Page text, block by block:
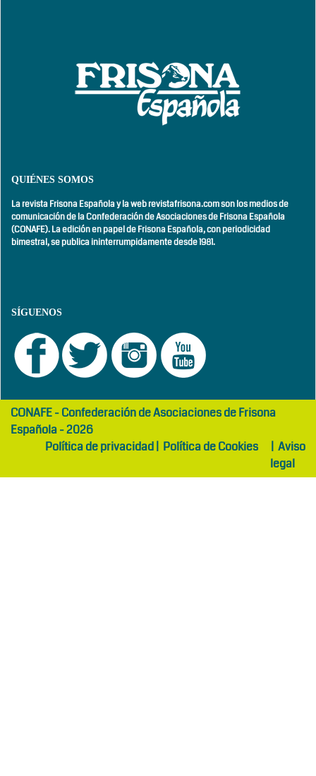
QUIÉNES SOMOS
La revista Frisona Española y la web revistafrisona.com son los medios de
comunicación de la Confederación de Asociaciones de Frisona Española
(CONAFE). La edición en papel de Frisona Española, conperiodicidad
bimestral,se publica ininterrumpidamente desde 1981.
SÍGUENOS
girls
abaya
maltepe
otelCONAFE - Confederación de Asociaciones de Frisona
Española - 2026
Política de privacidad| Política de Cookies | Aviso
legal